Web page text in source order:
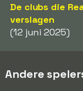
De clubs die
verslagen
(12 juni 2025)
Andere